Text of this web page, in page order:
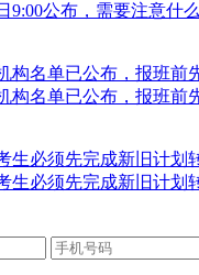
9:00公布，需要注意什
构名单已公布，报班前
构名单已公布，报班前
生必须先完成新旧计划
生必须先完成新旧计划